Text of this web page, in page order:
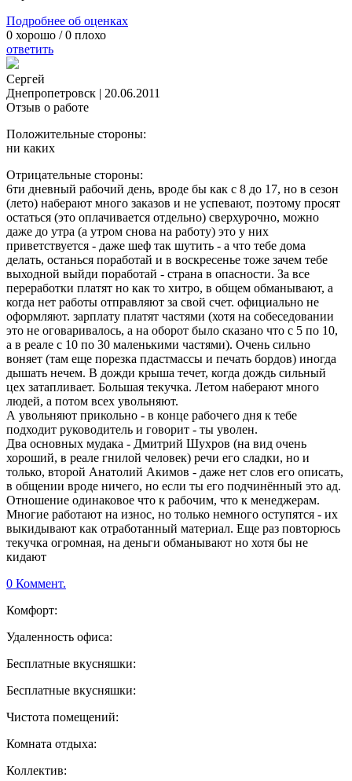
Подробнее об оценках
0 хорошо /0 плохо
ответить
Сергей
Днепропетровск | 20.06.2011
Отзыв о работе
Положительные стороны:
ни каких
Отрицательные стороны:
6ти дневный рабочий день, вроде бы как с 8 до 17, но в сезон
(лето) наберают много заказов и не успевают, поэтому просят
остаться (это оплачивается отдельно) сверхурочно, можно
даже до утра (а утром снова на работу) это у них
приветствуется - даже шеф так шутить - а что тебе дома
делать, останься поработай и в воскресенье тоже зачем тебе
выходной выйди поработай - страна в опасности. За все
переработки платят но как то хитро, в общем обманывают, а
когда нет работы отправляют за свой счет. официально не
оформляют. зарплату платят частями (хотя на собеседовании
это не оговаривалось, а на оборот было сказано что с 5 по 10,
а в реале с 10 по 30 маленькими частями). Очень сильно
воняет (там еще порезка пдастмассы и печать бордов) иногда
дышать нечем. В дожди крыша течет, когда дождь сильный
цех затапливает. Большая текучка. Летом наберают много
людей, а потом всех увольняют.
А увольняют прикольно - в конце рабочего дня к тебе
подходит руководитель и говорит - ты уволен.
Два основных мудака - Дмитрий Шухров (на вид очень
хороший, в реале гнилой человек) речи его сладки, но и
только, второй Анатолий Акимов - даже нет слов его описать,
в общении вроде ничего, но если ты его подчинённый это ад.
Отношение одинаковое что к рабочим, что к менеджерам.
Многие работают на износ, но только немного оступятся - их
выкидывают как отработанный материал. Еще раз повторюсь
текучка огромная, на деньги обманывают но хотя бы не
кидают
0 Коммент.
Комфорт:
Удаленность офиса:
Бесплатные вкусняшки:
Бесплатные вкусняшки:
Чистота помещений:
Комната отдыха:
Коллектив: